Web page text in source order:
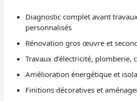
Diagnostic complet avant
personnalisés
Rénovation gros œuvre et
Travaux d’électricité, plomberie,
Amélioration énergétique et
Finitions décoratives et